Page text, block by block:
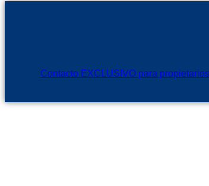
Contacto EXCLUSIVO para propietarios